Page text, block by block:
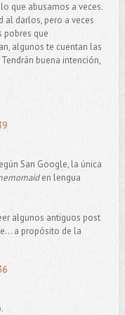
que abusamos a veces.
al darlos, pero a veces
pobres que
algunos te cuentan las
buena intención,
San Google, la única
en lengua
algunos antiguos post
a propósito de la